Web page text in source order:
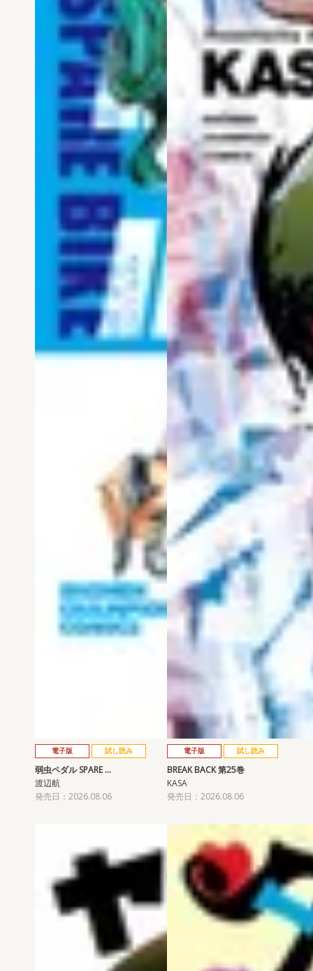
電子版 試し読み
弱虫ペダル SPARE …
渡辺航
発売日：2026.08.06
電子版 試し読み
BREAK BACK 第25巻
KASA
発売日：2026.08.06